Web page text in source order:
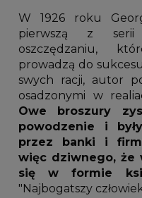
W 1926 roku
pierwszą z serii
oszczędzaniu,
prowadzą do
swych racji, autor
osadzonymi w
Owe broszury
powodzenie i
przez banki i
więc dziwnego, że
się w formie
"Najbogatszy